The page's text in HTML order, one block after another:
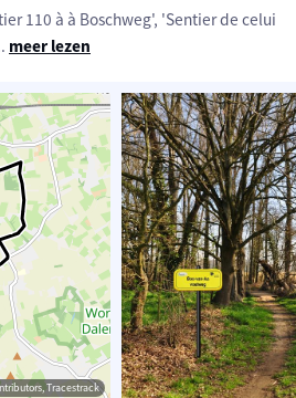
110 à à Boschweg', 'Sentier de celui
meer lezen
Tracestrack